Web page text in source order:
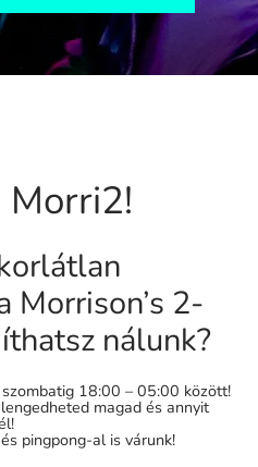
Morri2!
Morrison’s 2-
nálunk?
18:00 – 05:00 között!
magad és annyit
pingpong-al is várunk!